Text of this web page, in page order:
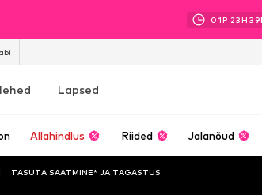
01P 23H 39
Lapsed
Allahindlus Riided Jalanõud
TASUTA SAATMINE* JA TAGASTUS